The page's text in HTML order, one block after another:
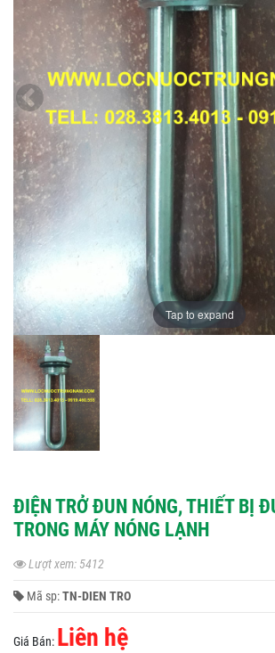
Tap to expand
ĐIỆN TRỞ ĐUN NÓNG, THIẾT BỊ
TRONG MÁY NÓNG LẠNH
Lượt xem: 5412
Mã sp:TN-DIEN TRO
Giá Bán: Liên hệ